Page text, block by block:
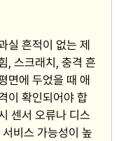
실 흔적이 없는 제
, 스크래치, 충격 흔
면에 두었을 때 애
이 확인되어야 합
센서 오류나 디스
비스 가능성이 높